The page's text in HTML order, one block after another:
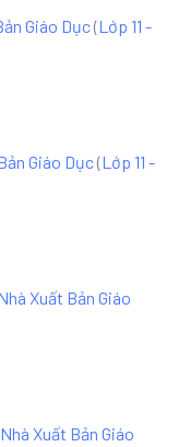
Giáo Dục(Lớp 11 -
Giáo Dục(Lớp 11 -
Xuất Bản Giáo
Xuất Bản Giáo